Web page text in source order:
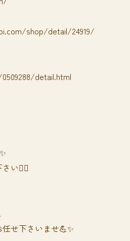
shop/detail/24919/
detail.html
い🙆‍♀️
せ下さいませ💪✨